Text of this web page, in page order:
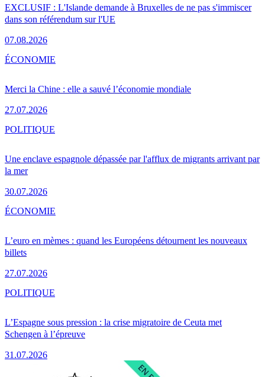
EXCLUSIF : L'Islande demande à Bruxelles de ne pas s'immiscer
dans son référendum sur l'UE
07.08.2026
Merci la Chine : elle a sauvé l’économie mondiale
27.07.2026
ÉCONOMIE
Une enclave espagnole dépassée par l'afflux de migrants arrivant par
la mer
30.07.2026
POLITIQUE
L’euro en mèmes : quand les Européens détournent les nouveaux
billets
27.07.2026
ÉCONOMIE
L’Espagne sous pression : la crise migratoire de Ceuta met
Schengen à l’épreuve
31.07.2026
POLITIQUE